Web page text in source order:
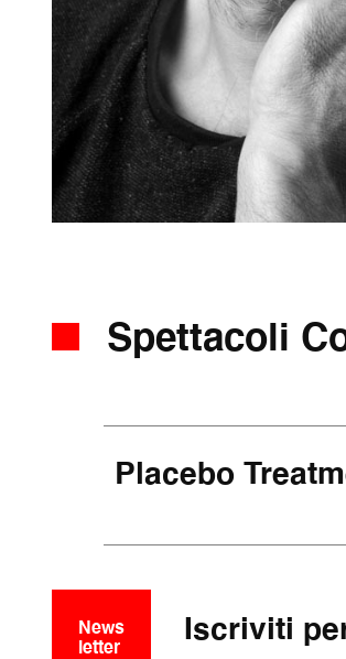
Spettacoli
Placebo
News
letter
Iscriviti